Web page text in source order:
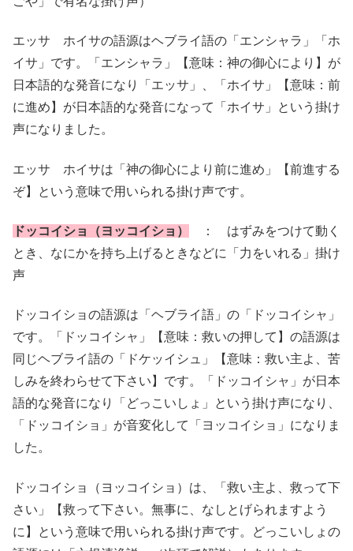
エッサ ホイサの語源はヘブライ語の「エンシャラ」「ホ
イサ」です。「エンシャラ」【意味：神の御心により】が
日本語的な発音になり「エッサ」、「ホイサ」【意味：前
に進め】が日本語的な発音になって「ホイサ」という掛け
声になりました。
エッサ ホイサは「神の御心により前に進め」【前進する
ぞ】という意味で用いられる掛け声です。
ドッコイショ（ヨッコイショ）
： はずみをつけて動く
とき、なにかを持ち上げるときなどに「力をいれる」掛け
声
ドッコイショの語源は「ヘブライ語」の「ドッコイシャ」
です。「ドッコイシャ」【意味：救いの押して】の語源は
同じヘブライ語の「ドケッイシュ」【意味：救い主よ、苦
しみを終わらせて下さい】です。「ドッコイシャ」が日本
語的な発音になり「どっこいしょ」という掛け声になり、
「ドッコイショ」が音変化して「ヨッコイショ」になりま
した。
ドッコイショ（ヨッコイショ）は、「救い主よ、救って下
さい」【救って下さい。無事に、なしとげられますよう
に】という意味で用いられる掛け声です。どっこいしょの